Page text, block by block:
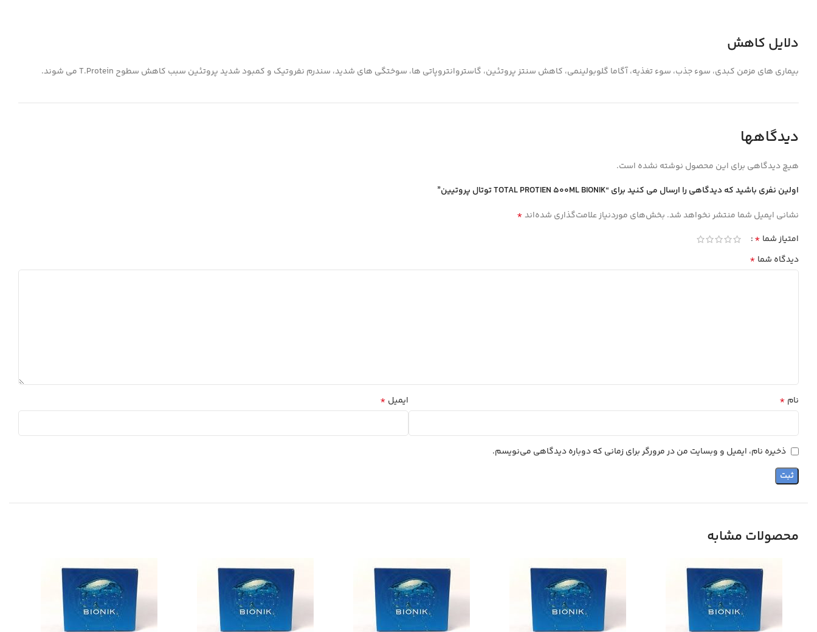
دلایل کاهش
بیماری های مزمن کبدی، سوء جذب، سوء تغذیه، آگاما گلوبولینمی، کاهش سنتز پروتئین، گاستروانتروپاتی ها، سوختگی های شدید، سندرم نفروتیک و کمبود شدید پروتئین سبب کاهش سطوح T.Protein می شوند.
دیدگاهها
هیچ دیدگاهی برای این محصول نوشته نشده است.
اولین نفری باشید که دیدگاهی را ارسال می کنید برای “TOTAL PROTIEN 500ML BIONIK توتال پروتيين”
نشانی ایمیل شما منتشر نخواهد شد. بخش‌های موردنیاز علامت‌گذاری شده‌اند*
امتیاز شما *
دیدگاه شما *
نام * ایمیل *
ذخیره نام، ایمیل و وبسایت من در مرورگر برای زمانی که دوباره دیدگاهی می‌نویسم.
محصولات مشابه